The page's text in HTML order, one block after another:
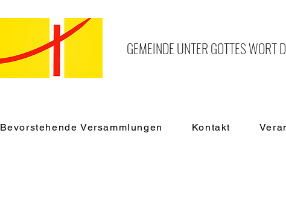
GEMEINDE UNTER GOTTES WORT
Bevorstehende Versammlungen Kontakt